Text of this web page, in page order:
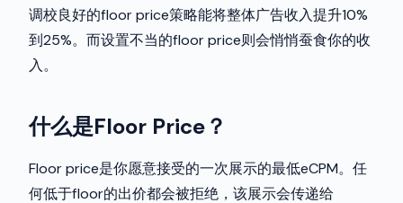
调校良好的floor price策略能将整体广告收入提升10%
到25%。而设置不当的floor price则会悄悄蚕食你的收
入。
什么是Floor Price？
Floor price是你愿意接受的一次展示的最低eCPM。任
何低于floor的出价都会被拒绝，该展示会传递给